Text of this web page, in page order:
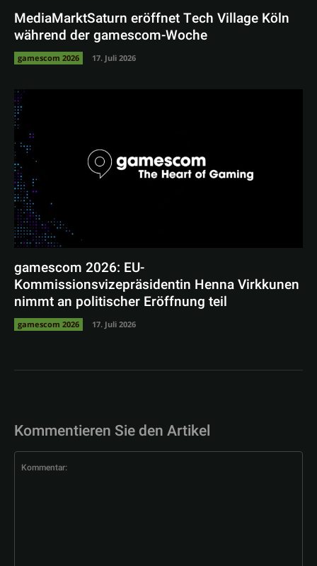
MediaMarktSaturn eröffnet Tech Village Köln
während der gamescom-Woche
gamescom 2026 17. Juli 2026
gamescom 2026: EU-
Kommissionsvizepräsidentin Henna Virkkunen
nimmt an politischer Eröffnung teil
gamescom 2026 17. Juli 2026
Kommentieren Sie den Artikel